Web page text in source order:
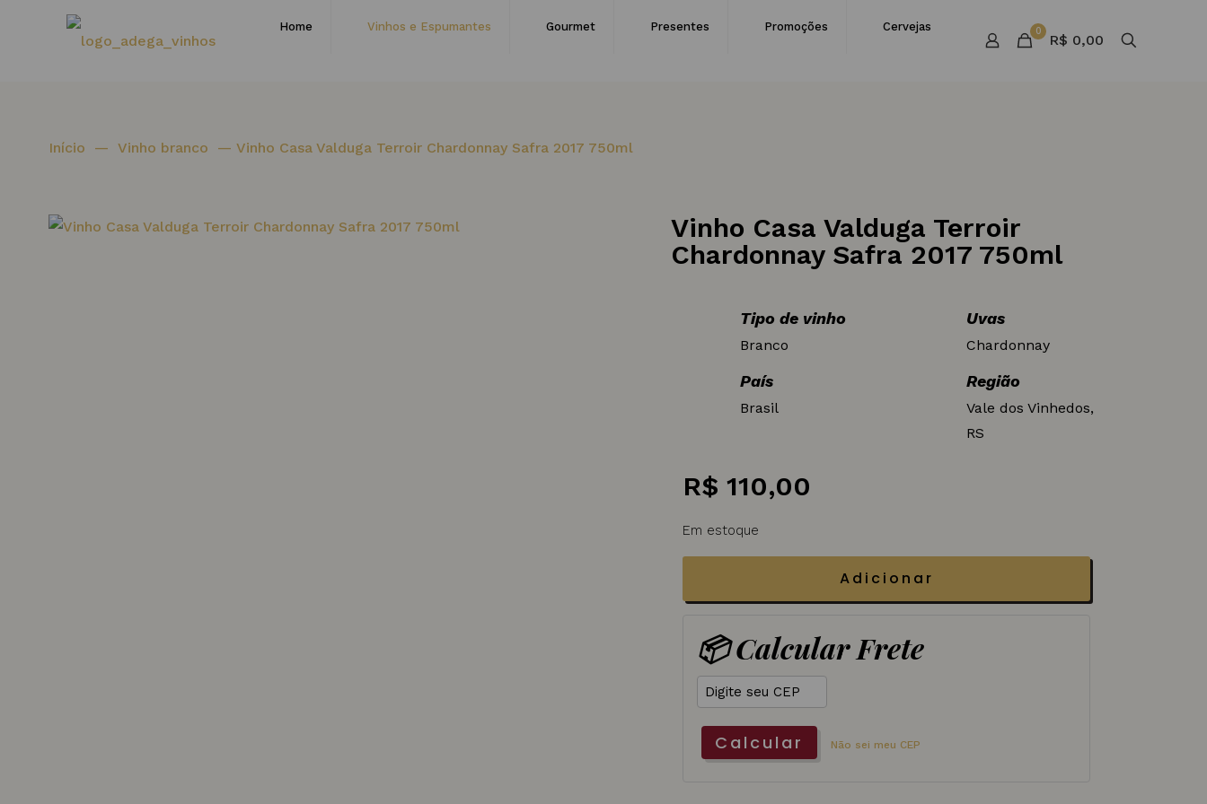
Home Vinhos e Espumantes Gourmet Presentes Promoções Cervejas 0
R$ 0,00
Início — Vinho branco — Vinho Casa Valduga Terroir Chardonnay Safra 2017 750ml
Vinho Casa Valduga Terroir
Chardonnay Safra 2017 750ml
Tipo de vinho
Branco
Uvas
Chardonnay
País
Brasil
Região
Vale dos Vinhedos,
RS
R$ 110,00
Em estoque
Adicionar
📦 Calcular Frete
Calcular Não sei meu CEP